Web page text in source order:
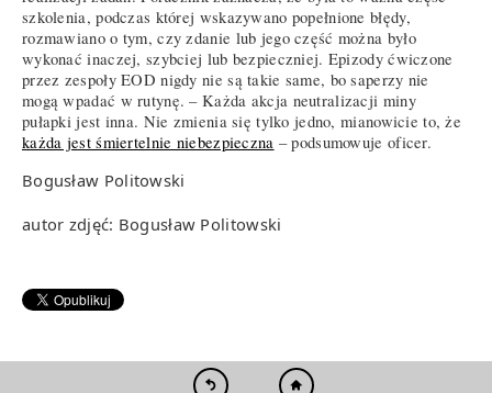
szkolenia, podczas której wskazywano popełnione błędy,
rozmawiano o tym, czy zdanie lub jego część można było
wykonać inaczej, szybciej lub bezpieczniej. Epizody ćwiczone
przez zespoły EOD nigdy nie są takie same, bo saperzy nie
mogą wpadać w rutynę. – Każda akcja neutralizacji miny
pułapki jest inna. Nie zmienia się tylko jedno, mianowicie to, że
każda jest śmiertelnie niebezpieczna – podsumowuje oficer.
Bogusław Politowski
autor zdjęć: Bogusław Politowski